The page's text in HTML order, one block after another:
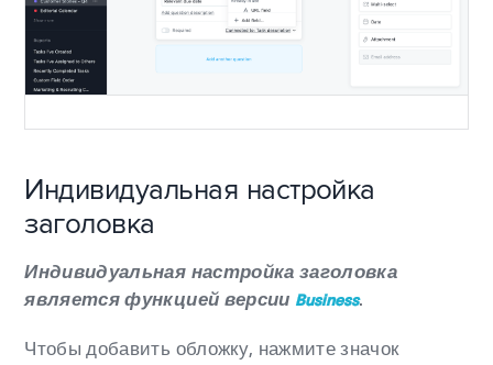
Индивидуальная настройка
заголовка
Индивидуальная настройка заголовка
является функцией версии Business.
Чтобы добавить обложку, нажмите значок